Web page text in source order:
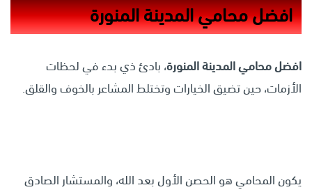
افضل محامي المدينة المنورة
افضل محامي المدينة المنورة، بادئ ذي بدء في لحظات
الأزمات، حين تضيق الخيارات وتختلط المشاعر بالخوف والقلق.
يكون المحامي هو الحصن الأول بعد الله، والمستشار الصادق